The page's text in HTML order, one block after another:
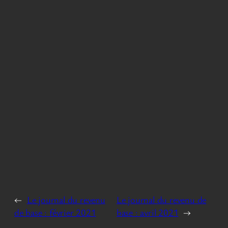
← Le journal du revenu
de base : février 2021
Le journal du revenu de
base : avril 2021 →